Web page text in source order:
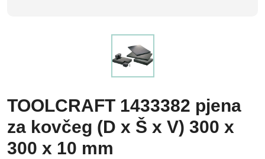
TOOLCRAFT 1433382 pjena
za kovčeg (D x Š x V) 300 x
300 x 10 mm